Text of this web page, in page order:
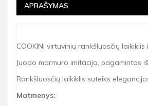
APRAŠYMAS
COOKINI virtuvinių rankšluosčių laikiklis
Juodo marmuro imitacija, pagamintas
Rankšluosčių laikiklis suteiks
Matmenys: